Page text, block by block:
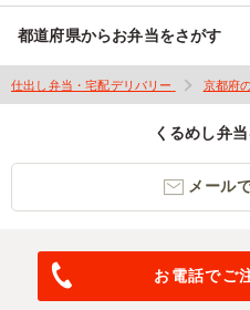
都道府県からお弁当をさがす
仕出し弁当・宅配デリバリー 京都府
くるめし弁
メール
お電話でご